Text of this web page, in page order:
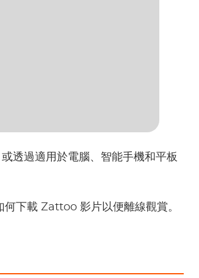
透過適用於電腦、智能手機和平板
下載 Zattoo 影片以便離線觀賞。